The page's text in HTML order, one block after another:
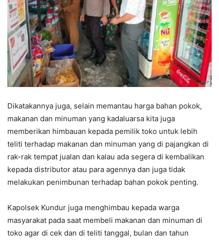
Dikatakannya juga, selain memantau harga bahan pokok,
makanan dan minuman yang kadaluarsa kita juga
memberikan himbauan kepada pemilik toko untuk lebih
teliti terhadap makanan dan minuman yang di pajangkan di
rak-rak tempat jualan dan kalau ada segera di kembalikan
kepada distributor atau para agennya dan juga tidak
melakukan penimbunan terhadap bahan pokok penting.
Kapolsek Kundur juga menghimbau kepada warga
masyarakat pada saat membeli makanan dan minuman di
toko agar di cek dan di teliti tanggal, bulan dan tahun